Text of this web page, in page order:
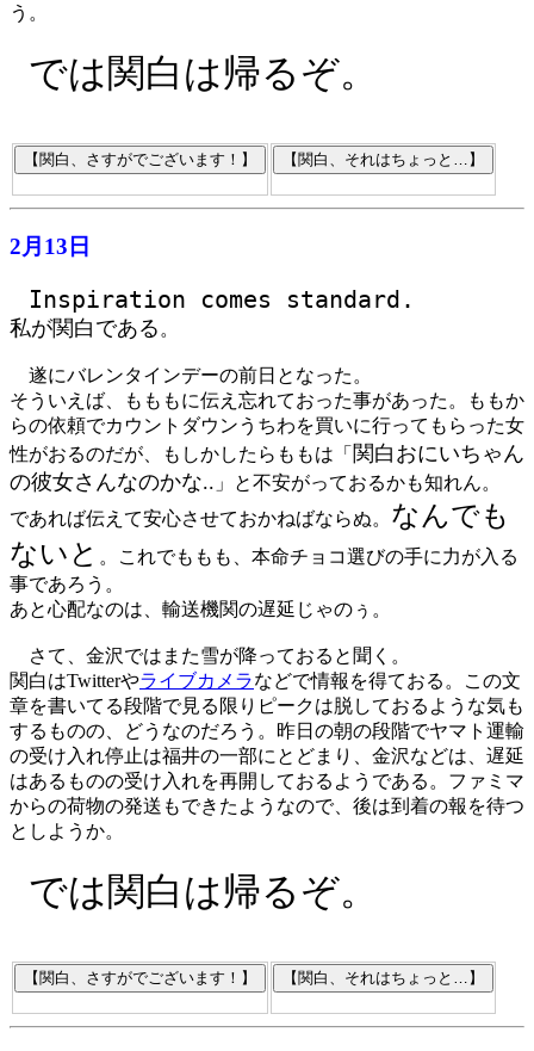
う。
では関白は帰るぞ。
2月13日
Inspiration comes standard.
私が関白である 。
遂にバレンタインデーの前日となった。
そういえば、もももに伝え忘れておった事があった。ももか
らの依頼でカウントダウンうちわを買いに行ってもらった女
性がおるのだが、もしかしたらももは「 関白おにいちゃん
の彼女さんなのかな.. 」と不安がっておるかも知れん。
であれば伝えて安心させておかねばならぬ。 なんでも
ないと 。これでももも、本命チョコ選びの手に力が入る
事であろう。
あと心配なのは、輸送機関の遅延じゃのぅ。
さて、金沢ではまた雪が降っておると聞く。
関白はTwitterやライブカメラなどで情報を得ておる。この文
章を書いてる段階で見る限りピークは脱しておるような気も
するものの、どうなのだろう。昨日の朝の段階でヤマト運輸
の受け入れ停止は福井の一部にとどまり、金沢などは、遅延
はあるものの受け入れを再開しておるようである。ファミマ
からの荷物の発送もできたようなので、後は到着の報を待つ
としようか。
では関白は帰るぞ。